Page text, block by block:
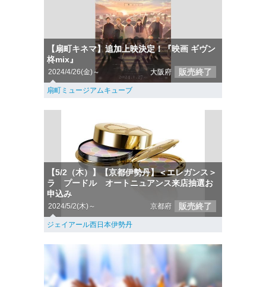
【扇町キネマ】追加上映決定！『映画 ギヴン
柊mix』
2024/4/26(金)～ 大阪府 販売終了
扇町ミュージアムキューブ
【5/2（木）】【京都伊勢丹】＜エレガンス＞
ラ プードル オートニュアンス来店抽選お
申込み
2024/5/2(木)～ 京都府 販売終了
ジェイアール西日本伊勢丹